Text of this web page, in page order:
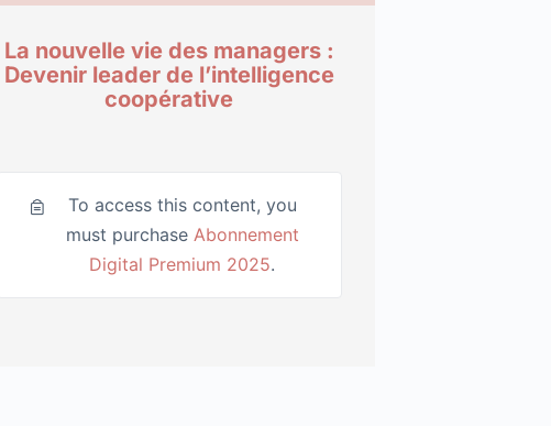
La nouvelle vie des managers :
Devenir leader de l’intelligence
coopérative
To access this content, you
must purchase Abonnement
Digital Premium 2025.